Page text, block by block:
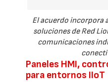
El acuerdo incorpora
soluciones de Red
comunicaciones
Paneles HMI,
para entornos IIoT